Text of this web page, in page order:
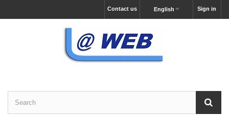
Sign in
English
Contact us